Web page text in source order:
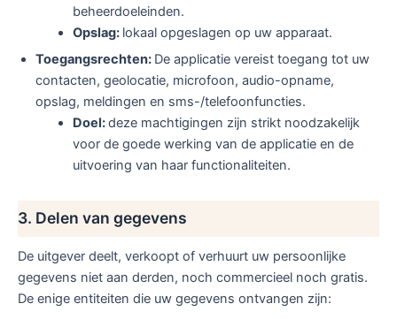
beheerdoeleinden.
Opslag: lokaal opgeslagen op uw apparaat.
Toegangsrechten: De applicatie vereist toegang tot uw
contacten, geolocatie, microfoon, audio-opname,
opslag, meldingen en sms-/telefoonfuncties.
Doel:deze machtigingen zijn strikt noodzakelijk
voor de goede werking van de applicatie en de
uitvoering van haar functionaliteiten.
3. Delen van gegevens
De uitgever deelt, verkoopt of verhuurt uw persoonlijke
gegevens niet aan derden, noch commercieel noch gratis.
De enige entiteiten die uw gegevens ontvangen zijn: